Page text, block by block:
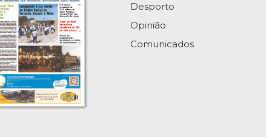
Desporto
Opinião
Comunicados